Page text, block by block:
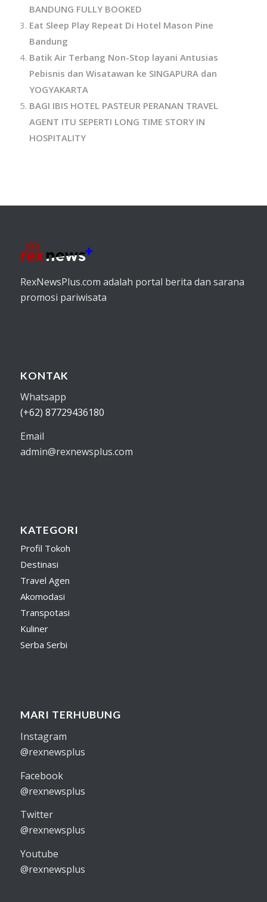
BANDUNG FULLY BOOKED
Eat Sleep Play Repeat Di Hotel Mason Pine
Bandung
Batik Air Terbang Non-Stop layani Antusias
Pebisnis dan Wisatawan ke SINGAPURA dan
YOGYAKARTA
BAGI IBIS HOTEL PASTEUR PERANAN TRAVEL
AGENT ITU SEPERTI LONG TIME STORY IN
HOSPITALITY
RexNewsPlus.com adalah portal berita dan sarana
promosi pariwisata
KONTAK
Whatsapp
(+62) 87729436180
Email
admin@rexnewsplus.com
KATEGORI
Profil Tokoh
Destinasi
Travel Agen
Akomodasi
Transpotasi
Kuliner
Serba Serbi
MARI TERHUBUNG
Instagram
@rexnewsplus
Facebook
@rexnewsplus
Twitter
@rexnewsplus
Youtube
@rexnewsplus